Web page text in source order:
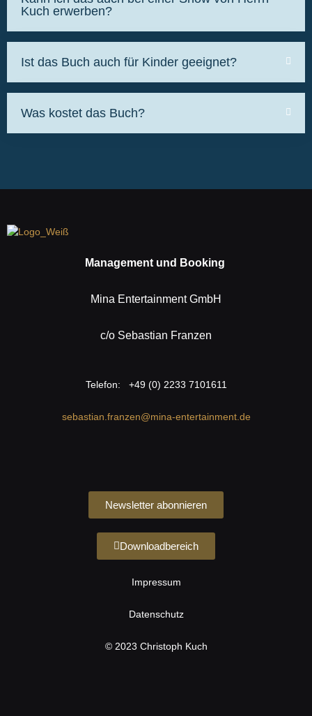
Kuch erwerben?
Ist das Buch auch für Kinder geeignet?
Was kostet das Buch?
Management und Booking
Mina Entertainment GmbH
c/o Sebastian Franzen
Telefon: +49 (0) 2233 7101611
sebastian.franzen@mina-entertainment.de
Newsletter abonnieren
Downloadbereich
Impressum
Datenschutz
© 2023 Christoph Kuch